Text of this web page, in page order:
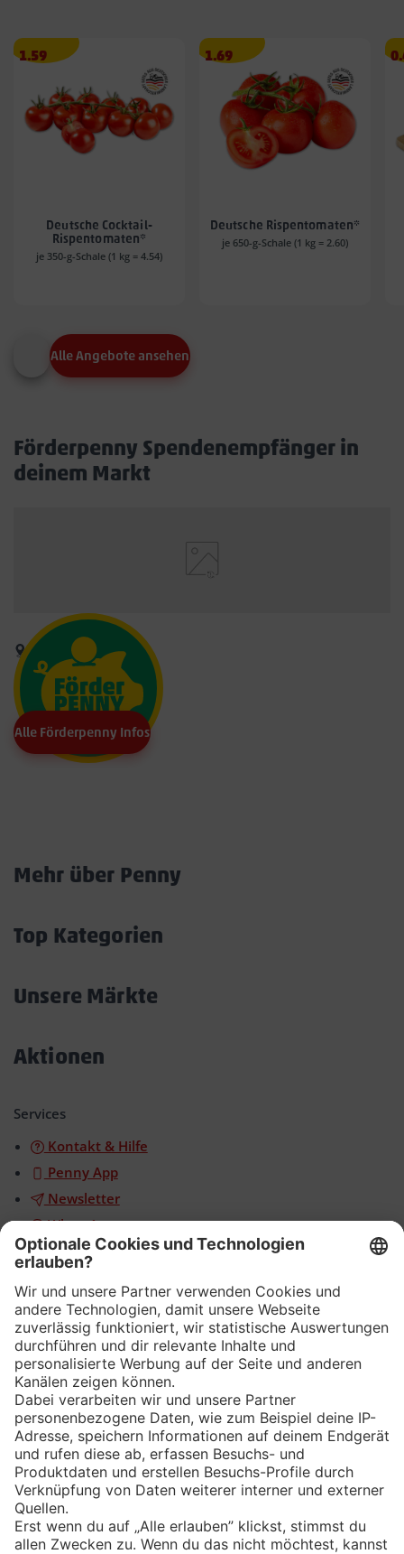
Angebotspreis
1.59
1.59
Deutsche Cocktail-
Rispentomaten*
je 350-g-Schale (1 kg = 4.54)
Angebotspreis
1.69
1.69
Deutsche Rispentomaten*
je 650-g-Schale (1 kg = 2.60)
Alle Angebote ansehen
Förderpenny Spendenempfänger in
deinem Markt
Alle Förderpenny Infos
Mehr über Penny
Top Kategorien
Unsere Märkte
Aktionen
Services
Kontakt & Hilfe
Penny App
Newsletter
WhatsApp
App